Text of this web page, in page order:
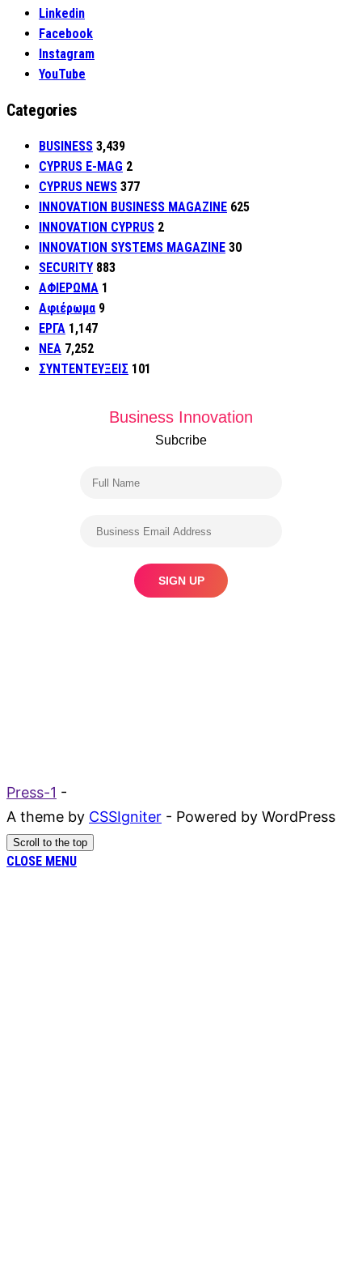
Linkedin
Facebook
Instagram
YouTube
Categories
BUSINESS 3,439
CYPRUS E-MAG 2
CYPRUS NEWS 377
INNOVATION BUSINESS MAGAZINE 625
INNOVATION CYPRUS 2
INNOVATION SYSTEMS MAGAZINE 30
SECURITY 883
ΑΦΙΕΡΩΜΑ 1
Αφιέρωμα 9
ΕΡΓΑ 1,147
ΝΕΑ 7,252
ΣΥΝΤΕΝΤΕΥΞΕΙΣ 101
Business Innovation
Subcribe
Press-1 -
A theme by CSSIgniter - Powered by WordPress
Scroll to the top
CLOSE MENU